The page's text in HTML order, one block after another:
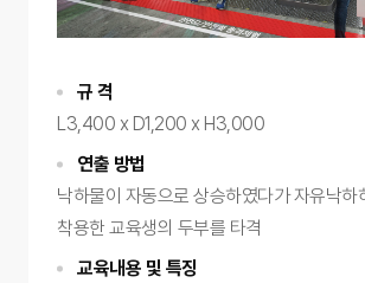
규 격
L3,400 x D1,200 x H3,000
연출 방법
낙하물이 자동으로 상승하였다가 자유낙하
착용한 교육생의 두부를 타격
교육내용 및 특징